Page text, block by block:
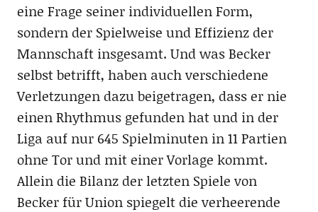
eine Frage seiner individuellen Form,
sondern der Spielweise und Effizienz der
Mannschaft insgesamt. Und was Becker
selbst betrifft, haben auch verschiedene
Verletzungen dazu beigetragen, dass er nie
einen Rhythmus gefunden hat und in der
Liga auf nur 645 Spielminuten in 11 Partien
ohne Tor und mit einer Vorlage kommt.
Allein die Bilanz der letzten Spiele von
Becker für Union spiegelt die verheerende